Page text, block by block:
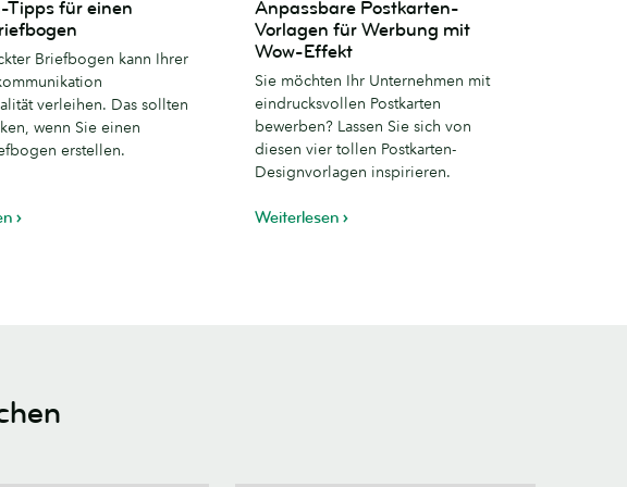
Tipps für einen
Briefbogen kann Ihrer
verleihen. Das sollten
wenn Sie einen
erstellen.
Postkarten-
Vorlagen
Werbung
mit
Wow-
Effekt
Anpassbare Postkarten-
Vorlagen für Werbung mit
Wow-Effekt
Sie möchten Ihr Unternehmen mit
eindrucksvollen Postkarten
bewerben? Lassen Sie sich von
diesen vier tollen Postkarten-
Designvorlagen inspirieren.
Weiterlesen